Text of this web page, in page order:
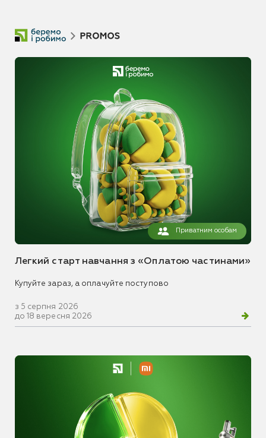
Приватним особам
Легкий старт навчання з «Оплатою частинами»
Купуйте зараз, а оплачуйте поступово
з 5 серпня 2026
до 18 вересня 2026